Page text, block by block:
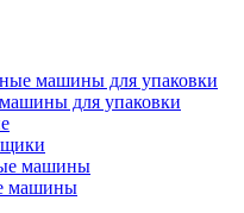
машины для упаковки
для упаковки
машины
машины